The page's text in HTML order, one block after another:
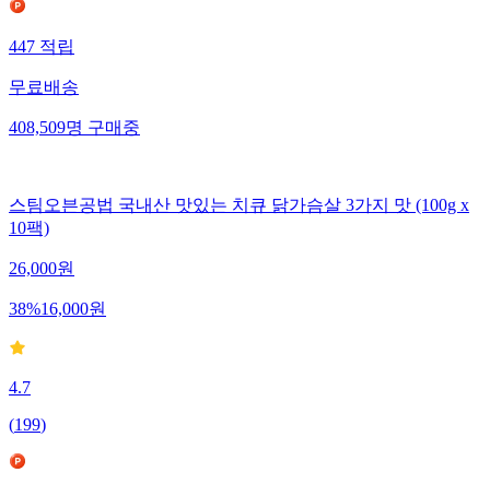
447 적립
무료배송
408,509명 구매중
스팀오븐공법 국내산 맛있는 치큐 닭가슴살 3가지 맛 (100g x
10팩)
26,000원
38%16,000원
4.7
(199)